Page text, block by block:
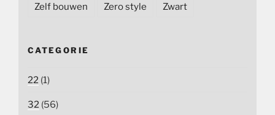
Zelf bouwen Zero style Zwart
CATEGORIE
22 (1)
32 (56)